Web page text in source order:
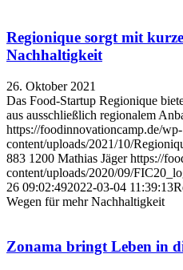
Regionique sorgt mit
Nachhaltigkeit
26. Oktober 2021
Das Food-Startup Regionique
aus ausschließlich regionalem
https://foodinnovationcamp.de/wp-
content/uploads/2021/10/
883 1200 Mathias Jäger https://
content/uploads/2020/09/
26 09:02:492022-03-04 11:39:13
Wegen für mehr Nachhaltigkeit
Zonama bringt Leben in